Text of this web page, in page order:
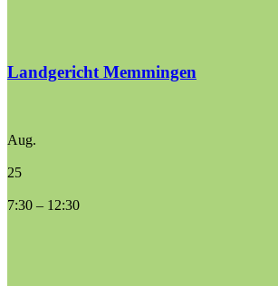
Landgericht Memmingen
Aug.
25
7:30 – 12:30